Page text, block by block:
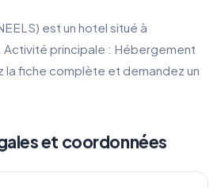
est un hotel situé à
Activité principale : Hébergement
la fiche complète et demandez un
et coordonnées